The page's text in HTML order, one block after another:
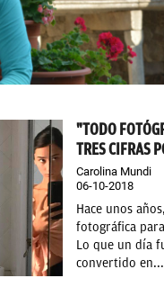
"TODO
TRES CIFRAS
Carolina Mundi
06-10-2018
Hace unos
fotográfica
Lo que un día
convertido en...